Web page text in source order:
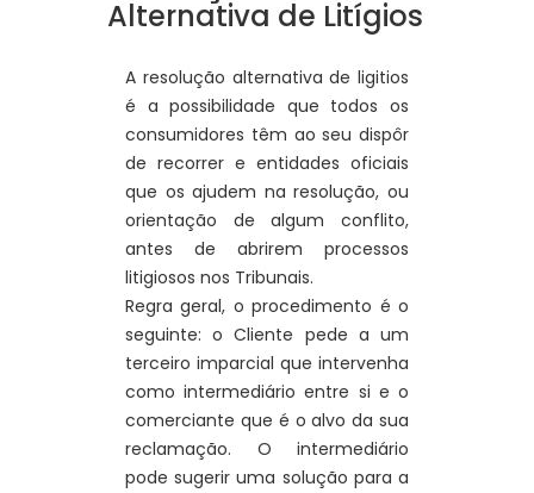
Alternativa de Litígios
A resolução alternativa de ligitios
é a possibilidade que todos os
consumidores têm ao seu dispôr
de recorrer e entidades oficiais
que os ajudem na resolução, ou
orientação de algum conflito,
antes de abrirem processos
litigiosos nos Tribunais.
Regra geral, o procedimento é o
seguinte: o Cliente pede a um
terceiro imparcial que intervenha
como intermediário entre si e o
comerciante que é o alvo da sua
reclamação. O intermediário
pode sugerir uma solução para a